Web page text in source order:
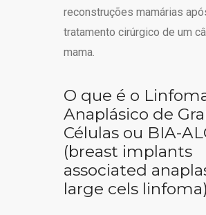
reconstruções mamárias
tratamento cirúrgico de um
mama.
O que é o
Anaplásico de
Células ou BIA-
(breast implants
associated
large cels